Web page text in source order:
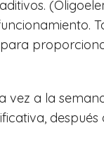
vez a la
después